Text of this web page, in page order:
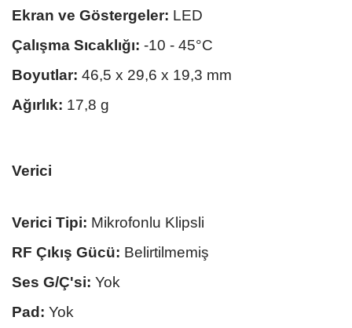
Ekran ve Göstergeler: LED
Çalışma Sıcaklığı: -10 - 45°C
Boyutlar: 46,5 x 29,6 x 19,3 mm
Ağırlık: 17,8 g
Verici
Verici Tipi: Mikrofonlu Klipsli
RF Çıkış Gücü: Belirtilmemiş
Ses G/Ç'si: Yok
Pad: Yok